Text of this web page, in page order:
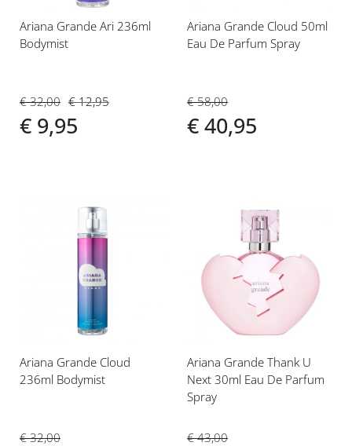
Ariana Grande Ari 236ml
Bodymist
€ 32,00
€ 9,95
€ 12,95
Ariana Grande Cloud 50ml
Eau De Parfum Spray
€ 58,00
€ 40,95
verlanglijst
Ariana Grande Cloud
236ml Bodymist
€ 32,00
toe
aan
verlanglijst
Ariana Grande Thank U
Next 30ml Eau De Parfum
Spray
€ 43,00